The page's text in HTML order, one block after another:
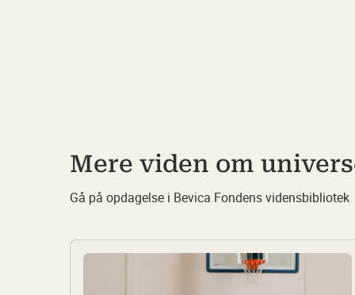
Mere viden om
Gå på opdagelse i Bevica Fondens vidensbibliotek